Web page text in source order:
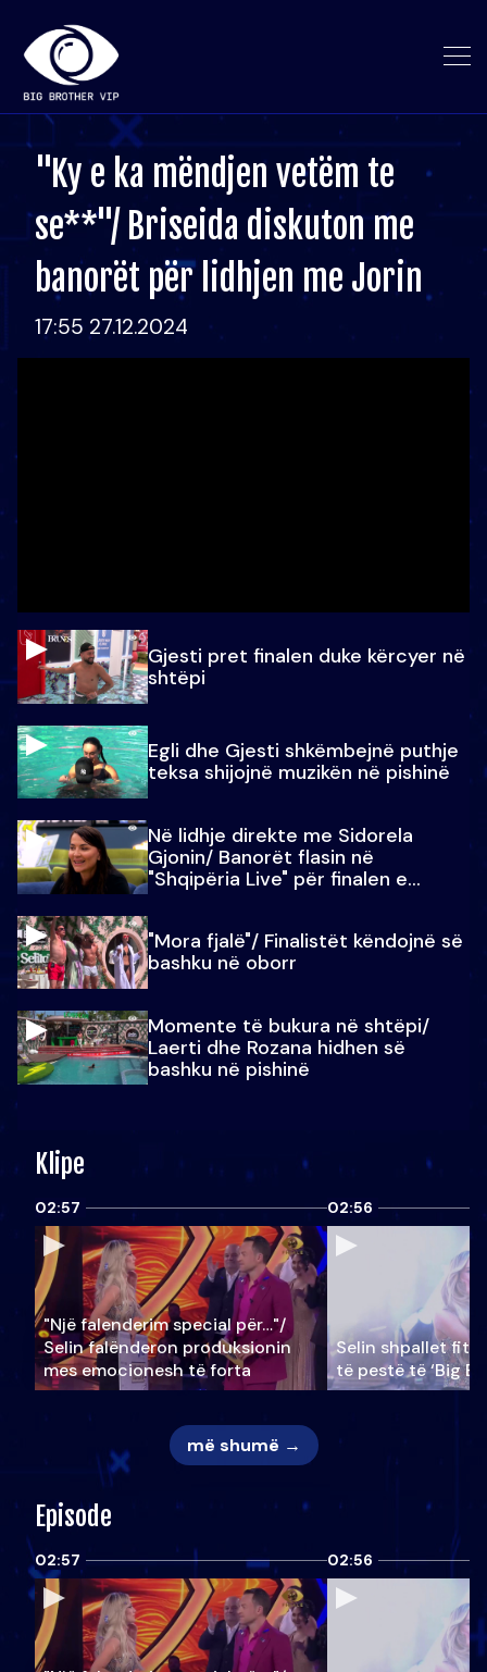
"Ky e ka mëndjen vetëm te
se**"/ Briseida diskuton me
banorët për lidhjen me Jorin
17:55 27.12.2024
Gjesti pret finalen duke kërcyer në
shtëpi
Egli dhe Gjesti shkëmbejnë puthje
teksa shijojnë muzikën në pishinë
Në lidhje direkte me Sidorela
Gjonin/ Banorët flasin në
"Shqipëria Live" për finalen e
"Mora fjalë"/ Finalistët këndojnë së
bashku në oborr
Momente të bukura në shtëpi/
Laerti dhe Rozana hidhen së
bashku në pishinë
Klipe
02:57
"Një falenderim special për…"/
Selin falënderon produksionin
mes emocionesh të forta
02:56
Selin shpallet
të pestë të ‘Big
më shumë →
Episode
02:57 02:56